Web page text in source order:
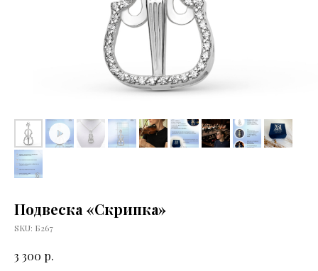
Подвеска «Скрипка»
SKU: Б267
3 300 р.